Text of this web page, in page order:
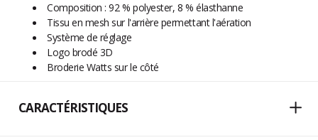
Composition : 92 % polyester, 8 % élasthanne
Tissu en mesh sur l'arrière permettant l'aération
Système de réglage
Logo brodé 3D
Broderie Watts sur le côté
CARACTÉRISTIQUES